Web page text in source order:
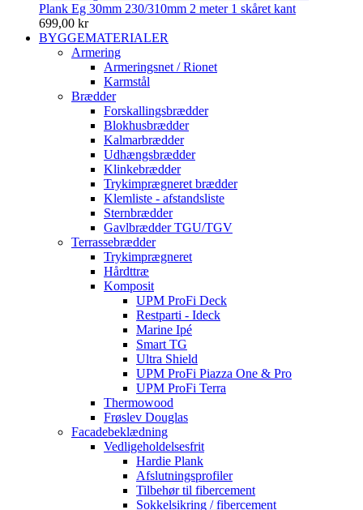
Plank Eg 30mm 230/310mm 2 meter 1 skåret kant
699,00 kr
BYGGEMATERIALER
Armering
Armeringsnet / Rionet
Karmstål
Brædder
Forskallingsbrædder
Blokhusbrædder
Kalmarbrædder
Udhængsbrædder
Klinkebrædder
Trykimprægneret brædder
Klemliste - afstandsliste
Sternbrædder
Gavlbrædder TGU/TGV
Terrassebrædder
Trykimprægneret
Hårdttræ
Komposit
UPM ProFi Deck
Restparti - Ideck
Marine Ipé
Smart TG
Ultra Shield
UPM ProFi Piazza One & Pro
UPM ProFi Terra
Thermowood
Frøslev Douglas
Facadebeklædning
Vedligeholdelsesfrit
Hardie Plank
Afslutningsprofiler
Tilbehør til fibercement
Sokkelsikring / fibercement